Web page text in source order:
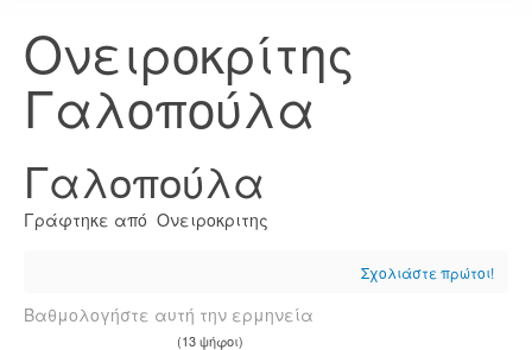
Ονειροκρίτης
Γαλοπούλα
Γαλοπούλα
Γράφτηκε από Ονειροκριτης
Σχολιάστε πρώτοι!
Βαθμολογήστε αυτή την ερμηνεία
(13 ψήφοι)